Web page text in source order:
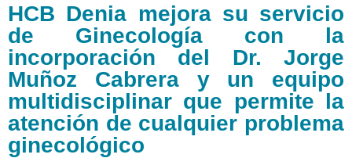
HCB Denia mejora su servicio
de Ginecología con la
incorporación del Dr. Jorge
Muñoz Cabrera y un equipo
multidisciplinar que permite la
atención de cualquier problema
ginecológico